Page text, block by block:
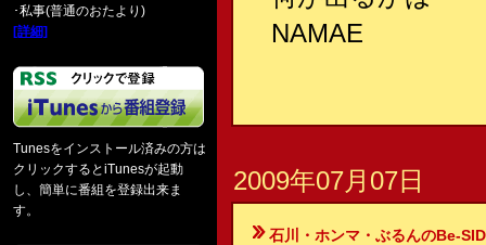
･私事(普通のおたより)
[詳細]
Tunesをインストール済みの方は
クリックするとiTunesが起動
し、簡単に番組を登録出来ま
す。
NAMAE
2009年07月07日
石川・ホンマ・ぶるんのBe-